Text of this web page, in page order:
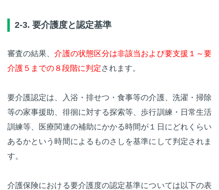
2-3. 要介護度と認定基準
審査の結果、介護の状態区分は非該当および要支援１～要
介護５までの８段階に判定されます。
要介護認定は、入浴・排せつ・食事等の介護、洗濯・掃除
等の家事援助、徘徊に対する探索等、歩行訓練・日常生活
訓練等、医療関連の補助にかかる時間が１日にどれくらい
あるかという時間によるものさしを基準にして判定されま
す。
介護保険における要介護度の認定基準については以下の表